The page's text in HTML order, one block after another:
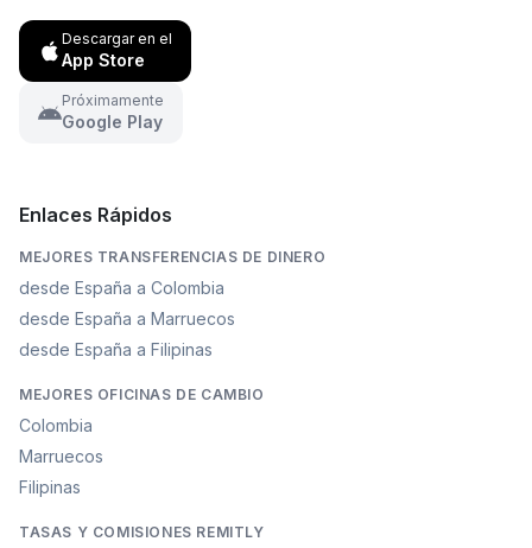
Descargar en el
App Store
Próximamente
Google Play
Enlaces Rápidos
MEJORES TRANSFERENCIAS DE DINERO
desde España a Colombia
desde España a Marruecos
desde España a Filipinas
MEJORES OFICINAS DE CAMBIO
Colombia
Marruecos
Filipinas
TASAS Y COMISIONES REMITLY